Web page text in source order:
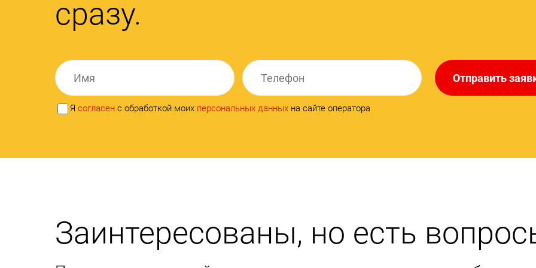
сразу.
Отправить
Я согласен с обработкой моих персональных данных на сайте оператора
Заинтересованы, но есть